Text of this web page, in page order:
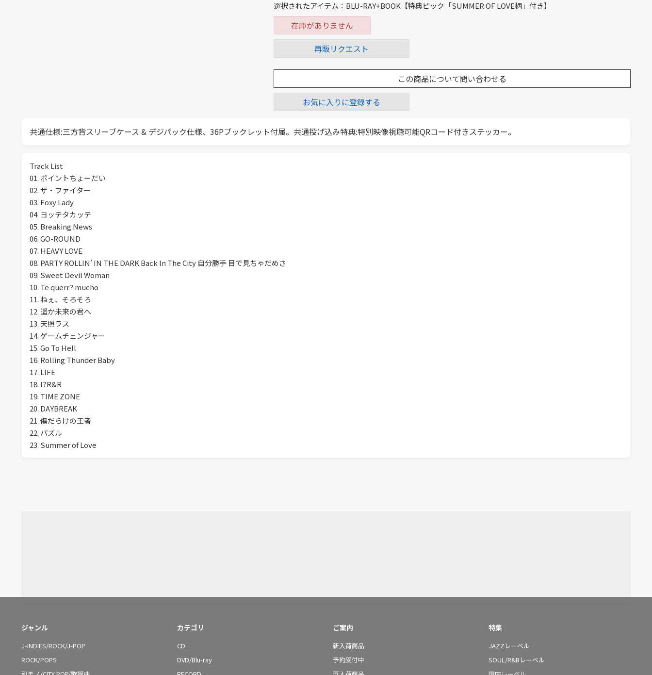
選択されたアイテム：BLU-RAY+BOOK【特典ピック「SUMMER OF LOVE柄」付き】
在庫がありません
再販リクエスト
この商品について問い合わせる
お気に入りに登録する
共通仕様:三方背スリーブケース & デジパック仕様、36Pブックレット付属。共通投げ込み特典:特別映像視聴可能QRコード付きステッカー。
Track List
01. ポイントちょーだい
02. ザ・ファイター
03. Foxy Lady
04. ヨッテタカッテ
05. Breaking News
06. GO-ROUND
07. HEAVY LOVE
08. PARTY ROLLIN’ IN THE DARK Back In The City 自分勝手 目で見ちゃだめさ
09. Sweet Devil Woman
10. Te querr? mucho
11. ねぇ、そろそろ
12. 遥か未来の君へ
13. 天照ラス
14. ゲームチェンジャー
15. Go To Hell
16. Rolling Thunder Baby
17. LIFE
18. I?R&R
19. TIME ZONE
20. DAYBREAK
21. 傷だらけの王者
22. パズル
23. Summer of Love
ジャンル
J-INDIES/ROCK/J-POP
ROCK/POPS
カテゴリ
CD
DVD/Blu-ray
ご案内
新入荷商品
予約受付中
特集
JAZZレーベル
SOUL/R&Bレーベル